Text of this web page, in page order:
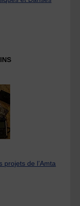
projets de l’Amta